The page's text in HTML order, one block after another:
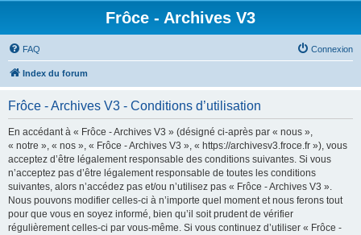
Frôce - Archives V3
FAQ Connexion
Index du forum
Frôce - Archives V3 - Conditions d’utilisation
En accédant à « Frôce - Archives V3 » (désigné ci-après par « nous »,
« notre », « nos », « Frôce - Archives V3 », « https://archivesv3.froce.fr »), vous
acceptez d’être légalement responsable des conditions suivantes. Si vous
n’acceptez pas d’être légalement responsable de toutes les conditions
suivantes, alors n’accédez pas et/ou n’utilisez pas « Frôce - Archives V3 ».
Nous pouvons modifier celles-ci à n’importe quel moment et nous ferons tout
pour que vous en soyez informé, bien qu’il soit prudent de vérifier
régulièrement celles-ci par vous-même. Si vous continuez d’utiliser « Frôce -